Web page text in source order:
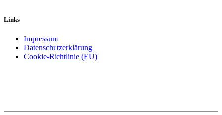
Links
Impressum
Datenschutzerklärung
Cookie-Richtlinie (EU)